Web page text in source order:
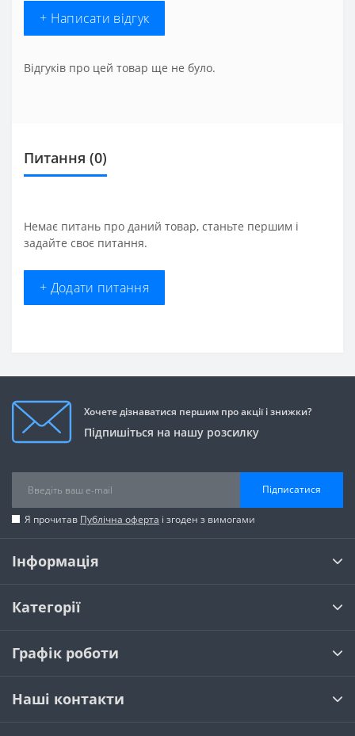
+ Написати відгук
Відгуків про цей товар ще не було.
Питання (0)
Немає питань про даний товар, станьте першим і
задайте своє питання.
+ Додати питання
Хочете дізнаватися першим про акції і знижки?
Підпишіться на нашу розсилку
Підписатися
Я прочитав Публічна оферта і згоден з вимогами
Інформація
Категорії
Графік роботи
Наші контакти